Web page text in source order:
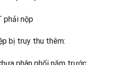
phải nộp
bị truy thu thêm: